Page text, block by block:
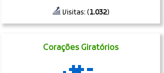
Visitas: (1.032)
Corações Giratórios